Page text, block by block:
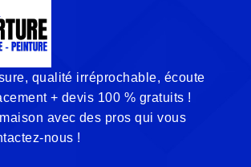
qualité irréprochable, écoute
+ devis 100 % gratuits !
avec des pros qui vous
nous !